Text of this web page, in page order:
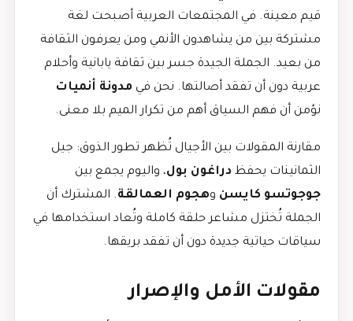
قيم معينة. في المجتمعات العربية أصبحت لغة
مشتركة بين من يشاهدون الأنمي ومن يعرفون الثقافة
من بعيد. الجملة الجيدة جسر بين ثقافة يابانية وأحلام
عربية دون أن تفقد أصالتها. نحن في مدونة أنميات
نؤمن أن فهم السياق أهم من تكرار الميم بلا معنى.
مقارنة المقولات بين الأجيال تُظهر تطور الذوق: جيل
الثمانينات يحفظ دراغون بول، واليوم يجمع بين
جوجوتسو كايسن وهجوم العمالقة. المشترك أن
الجملة تُختزل مشاعر حلقة كاملة وتُعاد استخدامها في
سياقات حياتية جديدة دون أن تفقد بريقها.
مقولات الأمل والإصرار